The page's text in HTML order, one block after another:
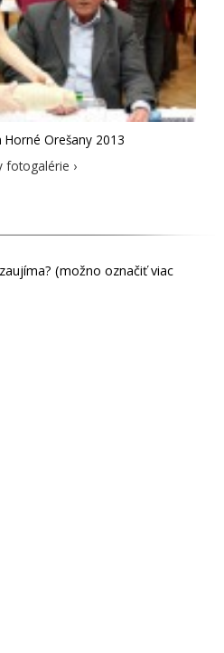
Horné Orešany 2013
fotogalérie ›
(možno označiť viac